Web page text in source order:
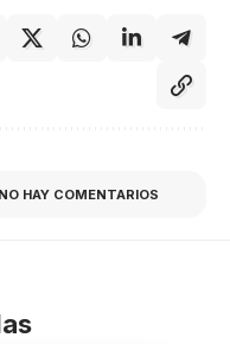
NO HAY COMENTARIOS